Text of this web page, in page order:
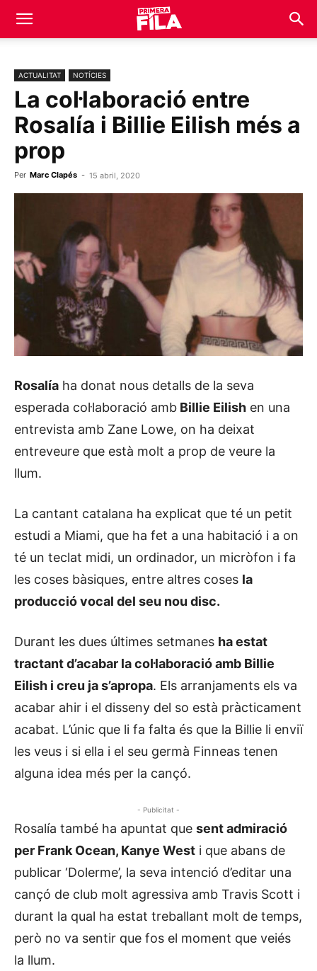
ACTUALITAT NOTÍCIES
La col·laboració entre
Rosalía i Billie Eilish més a
prop
Per Marc Clapés - 15 abril, 2020
Rosalía ha donat nous detalls de la seva
esperada col·laboració amb Billie Eilish en una
entrevista amb Zane Lowe, on ha deixat
entreveure que està molt a prop de veure la
llum.
La cantant catalana ha explicat que té un petit
estudi a Miami, que ha fet a una habitació i a on
té un teclat midi, un ordinador, un micròfon i fa
les coses bàsiques, entre altres coses la
producció vocal del seu nou disc.
Durant les dues últimes setmanes ha estat
tractant d’acabar la col·laboració amb Billie
Eilish i creu ja s’apropa. Els arranjaments els va
acabar ahir i el disseny del so està pràcticament
acabat. L’únic que li fa falta és que la Billie li enviï
les veus i si ella i el seu germà Finneas tenen
alguna idea més per la cançó.
- Publicitat -
Rosalía també ha apuntat que sent admiració
per Frank Ocean, Kanye West i que abans de
publicar ‘Dolerme’, la seva intenció d’editar una
cançó de club molt agressiva amb Travis Scott i
durant la qual ha estat treballant molt de temps,
però no va sentir que fos el moment que veiés
la llum.